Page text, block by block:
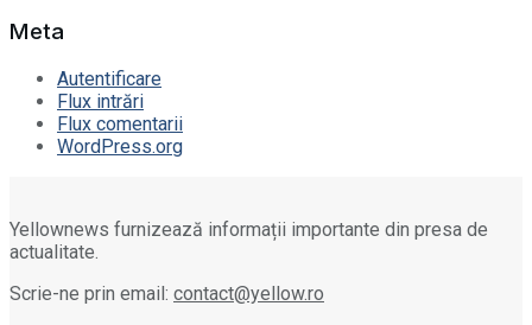
Meta
Autentificare
Flux intrări
Flux comentarii
WordPress.org
Yellownews furnizează informații importante din presa de
actualitate.
Scrie-ne prin email: contact@yellow.ro